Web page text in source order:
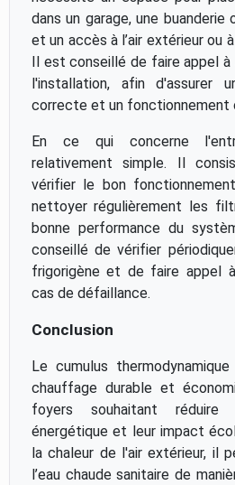
dans un garage, une
et un accès à l’air extérieur ou
Il est conseillé de faire appel à
l'installation, afin d'assurer
correcte et un fonctionnement
En ce qui concerne
relativement simple. Il
vérifier le bon
nettoyer régulièrement les
bonne performance du
conseillé de vérifier
frigorigène et de faire appel
cas de défaillance.
Conclusion
Le cumulus
chauffage durable et
foyers souhaitant réduire
énergétique et leur impact
la chaleur de l'air extérieur, il
l’eau chaude sanitaire de